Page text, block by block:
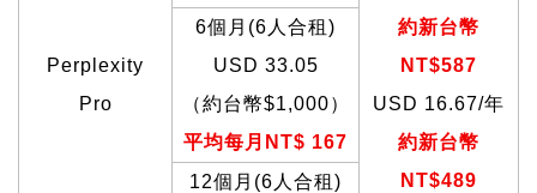
Perplexity
Pro
約新台幣
NT$587
USD 16.67/年
約新台幣
NT$489
6個月(6人合租)
USD 33.05
（約台幣$1,000）
平均每月NT$ 167
12個月(6人合租)